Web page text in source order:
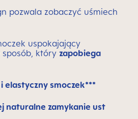
pozwala zobaczyć uśmiech
uspokajający
sposób, który zapobiega
elastyczny smoczek***
naturalne zamykanie ust